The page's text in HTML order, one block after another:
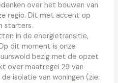
over het bouwen van
regio. Dit met accent op
starters.
in de energietransitie,
dit moment is onze
bezig met de opzet
over maatregel 29 van
isolatie van woningen (zie: